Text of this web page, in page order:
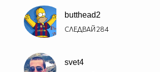
butthead2
СЛЕДВАЙ284
svet4